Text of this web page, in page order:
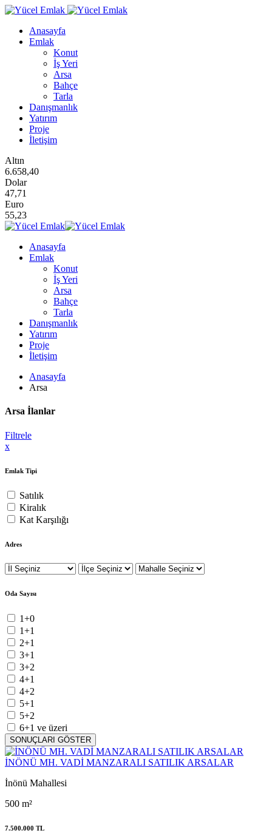
Anasayfa
Emlak
Konut
İş Yeri
Arsa
Bahçe
Tarla
Danışmanlık
Yatırım
Proje
İletişim
Altın
6.658,40
Dolar
47,71
Euro
55,23
Anasayfa
Emlak
Konut
İş Yeri
Arsa
Bahçe
Tarla
Danışmanlık
Yatırım
Proje
İletişim
Anasayfa
Arsa
Arsa İlanlar
Filtrele
x
Emlak Tipi
Satılık
Kiralık
Kat Karşılığı
Adres
Oda Sayısı
1+0
1+1
2+1
3+1
3+2
4+1
4+2
5+1
5+2
6+1 ve üzeri
SONUÇLARI GÖSTER
İNÖNÜ MH. VADİ MANZARALI SATILIK ARSALAR
İnönü Mahallesi
500 m²
7.500.000 TL